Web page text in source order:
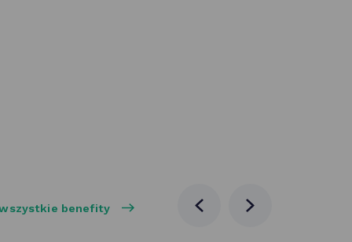
benefity
poprzednianastępna